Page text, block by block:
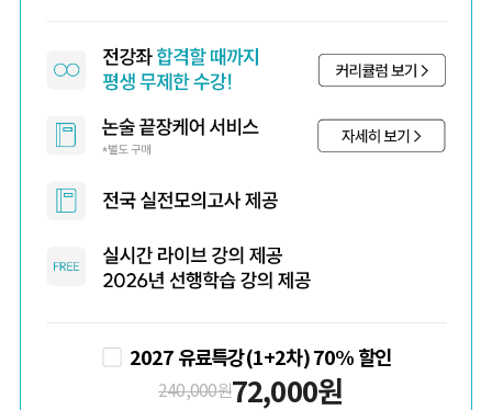
2027 유료특강(1+2차) 70% 할인
240,000원72,000원